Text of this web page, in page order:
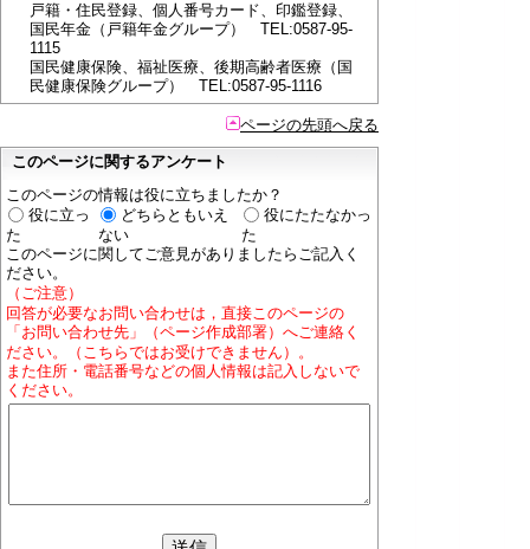
戸籍・住民登録、個人番号カード、印鑑登録、
国民年金（戸籍年金グループ） TEL:0587-95-
1115
国民健康保険、福祉医療、後期高齢者医療（国
民健康保険グループ） TEL:0587-95-1116
ページの先頭へ戻る
このページに関するアンケート
このページの情報は役に立ちましたか？
役に立っ
た
どちらともいえ
ない
役にたたなかっ
た
このページに関してご意見がありましたらご記入く
ださい。
（ご注意）
回答が必要なお問い合わせは，直接このページの
「お問い合わせ先」（ページ作成部署）へご連絡く
ださい。（こちらではお受けできません）。
また住所・電話番号などの個人情報は記入しないで
ください。